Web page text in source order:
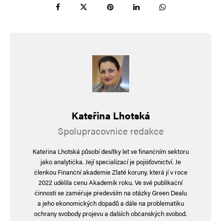
18. 6. 2026 (10:03)
Vzhledem k tomu, že Pavla za prezidenta nikdo
nevolil, jsou podobné úvahy na vodě. V minulé
prezidentské volbě lidé nevolili Pavla, volili proti
Babišovi. Takže je úplně jedno, co Pávek dnes
dělá a říká, další volba bude opět ve stylu Pavel
vs. „Babišův kandidát“.
Kateřina Lhotská
Spolupracovnice redakce
Kateřina Lhotská působí desítky let ve finančním sektoru
jako analytička. Její specializací je pojišťovnictví. Je
členkou Finanční akademie Zlaté koruny, která jí v roce
2022 udělila cenu Akademik roku. Ve své publikační
činnosti se zaměřuje především na otázky Green Dealu
a jeho ekonomických dopadů a dále na problematiku
ochrany svobody projevu a dalších občanských svobod.